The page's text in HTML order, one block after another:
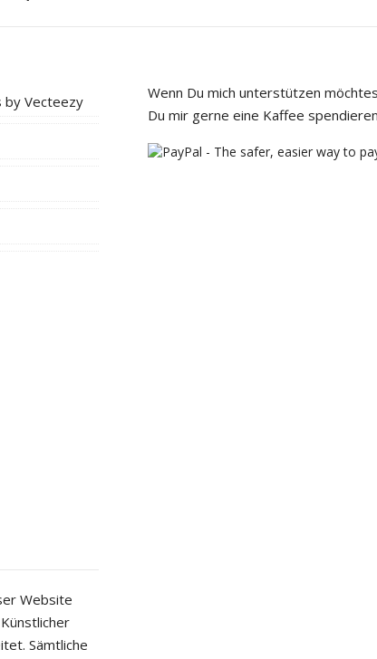
by Vecteezy
Wenn Du mich unterstützen
Du mir gerne eine Kaffee
Website
Sämtliche